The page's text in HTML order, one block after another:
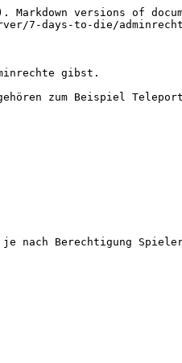
versions of
7-days-to-die/
gibst.
zum Beispiel
nach Berechtigung